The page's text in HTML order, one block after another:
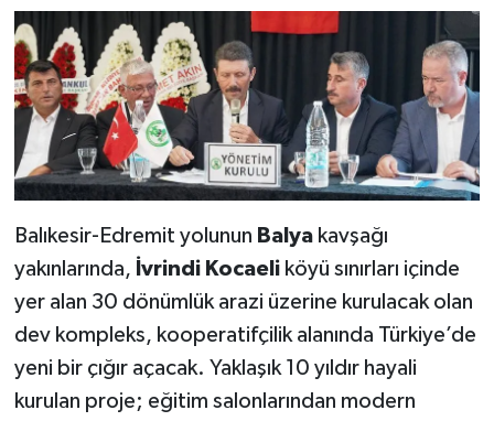
Balıkesir-Edremit yolunun Balya kavşağı
yakınlarında, İvrindi Kocaeliköyü sınırları içinde
yer alan 30 dönümlük arazi üzerine kurulacak olan
dev kompleks, kooperatifçilik alanında Türkiye’de
yeni bir çığır açacak. Yaklaşık 10 yıldır hayali
kurulan proje; eğitim salonlarından modern